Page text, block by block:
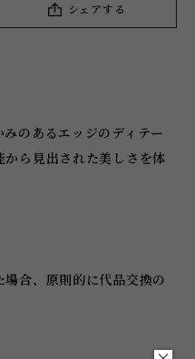
シェアする
のあるエッジのディテー
ら見出された美しさを体
合、原則的に代品交換の